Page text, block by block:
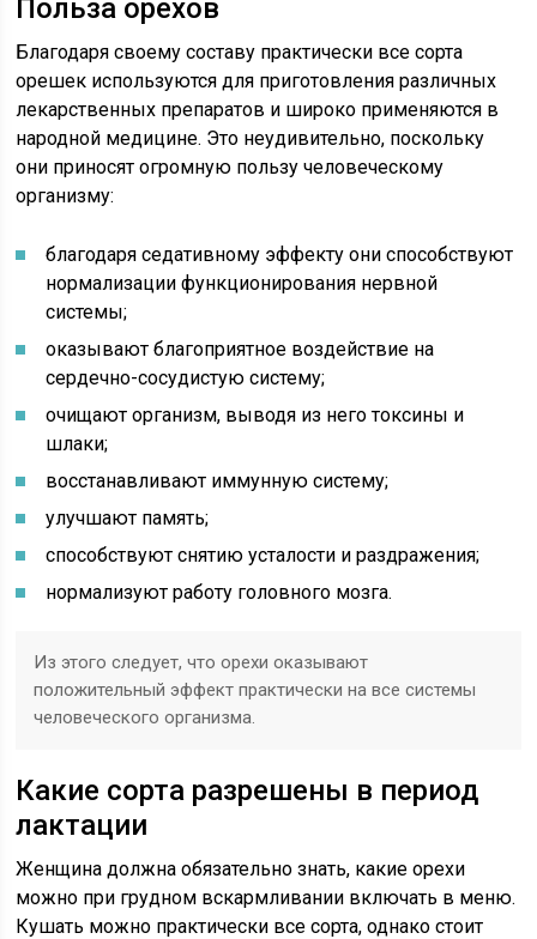
Польза орехов
Благодаря своему составу практически все сорта
орешек используются для приготовления различных
лекарственных препаратов и широко применяются в
народной медицине. Это неудивительно, поскольку
они приносят огромную пользу человеческому
организму:
благодаря седативному эффекту они способствуют
нормализации функционирования нервной
системы;
оказывают благоприятное воздействие на
сердечно-сосудистую систему;
очищают организм, выводя из него токсины и
шлаки;
восстанавливают иммунную систему;
улучшают память;
способствуют снятию усталости и раздражения;
нормализуют работу головного мозга.
Из этого следует, что орехи оказывают
положительный эффект практически на все системы
человеческого организма.
Какие сорта разрешены в период
лактации
Женщина должна обязательно знать, какие орехи
можно при грудном вскармливании включать в меню.
Кушать можно практически все сорта, однако стоит